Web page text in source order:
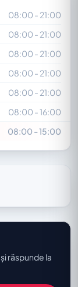
08:00 - 21:00
08:00 - 21:00
08:00 - 21:00
08:00 - 21:00
08:00 - 21:00
08:00 - 16:00
08:00 - 15:00
răspunde la